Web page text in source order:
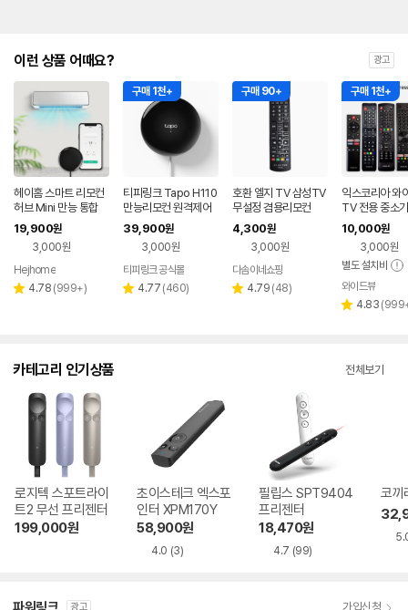
이런 상품 어때요? 광고
헤이홈 스마트 리모컨
허브 Mini 만능 통합
리모콘 전기히터 에어
컨 TV 원격제어
19,900원
3,000원
Hejhome
별 4.78 리
(999+)
구매 1천+
티피링크 Tapo H110
만능리모컨 원격제어
스마트 음성인식 TV
에어컨 통합 IOT허브
39,900원
3,000원
티피링크 공식몰
별 4.77 리
(460)
구매 90+
호환 엘지 TV 삼성TV
무설정 겸용리모컨
4,300원
3,000원
다솜이네쇼핑
별 4.79 리
(48)
구매 1천+
익스코리아 와
TV 전용 중소
리모컨
10,000원
3,000원
별도 설치비
와이드뷰
별 4.83 리
(
카테고리 인기상품 전체보기
로지텍 스포트라이
트2 무선 프리젠터
199,000원
초이스테크 엑스포
인터 XPM170Y
58,900원
4.0 (3)
필립스 SPT9404
프리젠터
18,470원
4.7 (99)
코끼
광고 가입신청